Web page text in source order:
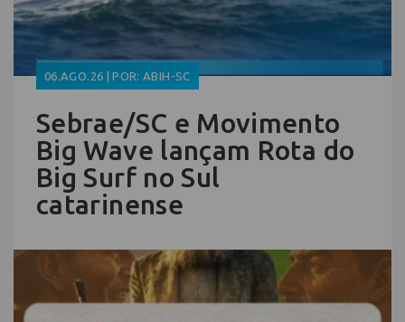
06.AGO.26 | POR: ABIH-SC
Sebrae/SC e Movimento
Big Wave lançam Rota do
Big Surf no Sul
catarinense